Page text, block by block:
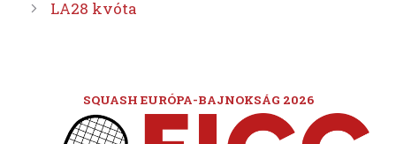
LA28 kvóta
SQUASH EURÓPA-BAJNOKSÁG 2026